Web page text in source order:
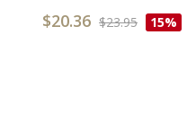
$20.36 $23.95 15%